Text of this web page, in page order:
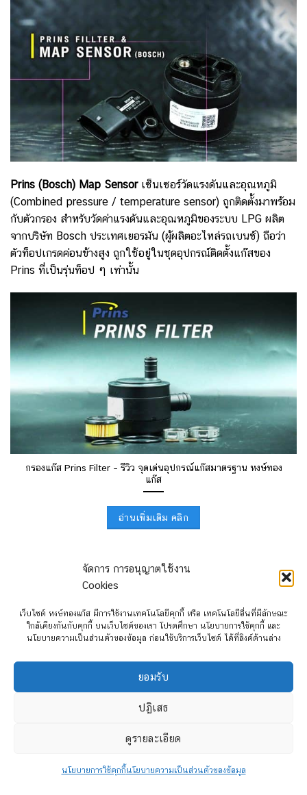
จัดการ การอนุญาตใช้งาน
Cookies
เว็บไซต์ หงษ์ทองแก๊ส มีการใช้งานเทคโนโลยีคุกกี้ หรือ เทคโนโลยีอื่นที่มีลักษณะ
ใกล้เคียงกันกับคุกกี้ บนเว็บไซต์ของเรา โปรดศึกษา นโยบายการใช้คุกกี้ และ
นโยบายความเป็นส่วนตัวของข้อมูล ก่อนใช้บริการเว็บไซต์ ได้ที่ลิงค์ด้านล่าง
ยอมรับ
ปฏิเสธ
ดูรายละเอียด
นโยบายการใช้คุกกี้นโยบายความเป็นส่วนตัวของข้อมูล
Prins (Bosch) Map Sensor เซ็นเซอร์วัดแรงดันและอุณหภูมิ
(Combined pressure / temperature sensor) ถูกติดตั้งมาพร้อม
กับตัวกรอง สำหรับวัดค่าแรงดันและอุณหภูมิของระบบ LPG ผลิต
จากบริษัท Bosch ประเทศเยอรมัน (ผู้ผลิตอะไหล่รถเบนซ์) ถือว่า
ตัวท็อปเกรดค่อนข้างสูง ถูกใช้อยู่ในชุดอุปกรณ์ติดตั้งแก๊สของ
Prins ที่เป็นรุ่นท็อป ๆ เท่านั้น
กรองแก๊ส Prins Filter – รีวิว จุดเด่นอุปกรณ์แก๊สมาตรฐาน หงษ์ทอง
แก๊ส
อ่านเพิ่มเติม คลิก
Prins (Bosch) Map Sensor – รีวิว จุดเด่นอุปกรณ์แก๊สมาตรฐาน หงษ์